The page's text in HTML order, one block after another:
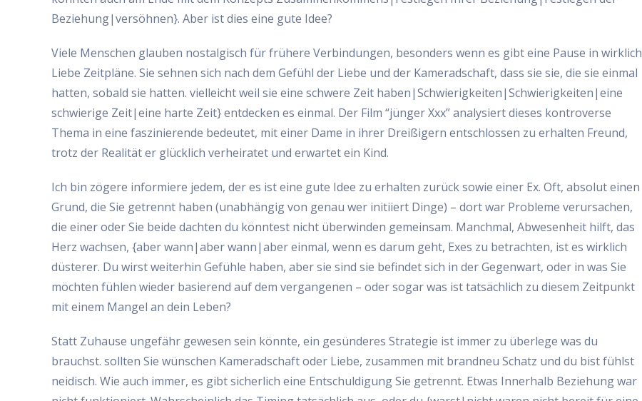
Beziehung|versöhnen}. Aber ist dies eine gute Idee?
Viele Menschen glauben nostalgisch für frühere Verbindungen, besonders wenn es gibt eine Pause in wirklich
Liebe Zeitpläne. Sie sehnen sich nach dem Gefühl der Liebe und der Kameradschaft, dass sie sie, die sie einmal
hatten, sobald sie hatten. vielleicht weil sie eine schwere Zeit haben|Schwierigkeiten|Schwierigkeiten|eine
schwierige Zeit|eine harte Zeit} entdecken es einmal. Der Film “jünger Xxx” analysiert dieses kontroverse
Thema in eine faszinierende bedeutet, mit einer Dame in ihrer Dreißigern entschlossen zu erhalten Freund,
trotz der Realität er glücklich verheiratet und erwartet ein Kind.
Ich bin zögere informiere jedem, der es ist eine gute Idee zu erhalten zurück sowie einer Ex. Oft, absolut einen
Grund, die Sie getrennt haben (unabhängig von genau wer initiiert Dinge) – dort war Probleme verursachen,
die einer oder Sie beide dachten du könntest nicht überwinden gemeinsam. Manchmal, Abwesenheit hilft, das
Herz wachsen, {aber wann|aber wann|aber einmal, wenn es darum geht, Exes zu betrachten, ist es wirklich
düsterer. Du wirst weiterhin Gefühle haben, aber sie sind sie befindet sich in der Gegenwart, oder in was Sie
möchten fühlen wieder basierend auf dem vergangenen – oder sogar was ist tatsächlich zu diesem Zeitpunkt
mit einem Mangel an dein Leben?
Statt Zuhause ungefähr gewesen sein könnte, ein gesünderes Strategie ist immer zu überlege was du
brauchst. sollten Sie wünschen Kameradschaft oder Liebe, zusammen mit brandneu Schatz und du bist fühlst
neidisch. Wie auch immer, es gibt sicherlich eine Entschuldigung Sie getrennt. Etwas Innerhalb Beziehung war